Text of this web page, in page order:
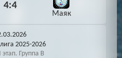
4:4
Маяк
2025-2026
Группа В